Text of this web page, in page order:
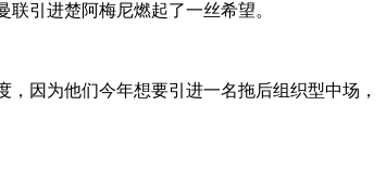
引进楚阿梅尼燃起了一丝希望。
因为他们今年想要引进一名拖后组织型中场，